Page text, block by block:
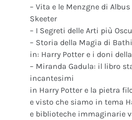
– Vita e le Menzgne di
Skeeter
– I Segreti delle Arti più
– Storia della Magia di
in: Harry Potter e i doni
– Miranda Gadula: il libro
incantesimi
in Harry Potter e la pietra
e visto che siamo in tema
e biblioteche immaginarie